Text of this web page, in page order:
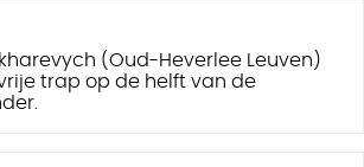
(Oud-Heverlee Leuven)
trap op de helft van de